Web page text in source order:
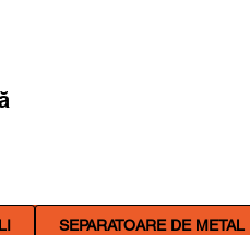
SEPARATOARE DE METAL